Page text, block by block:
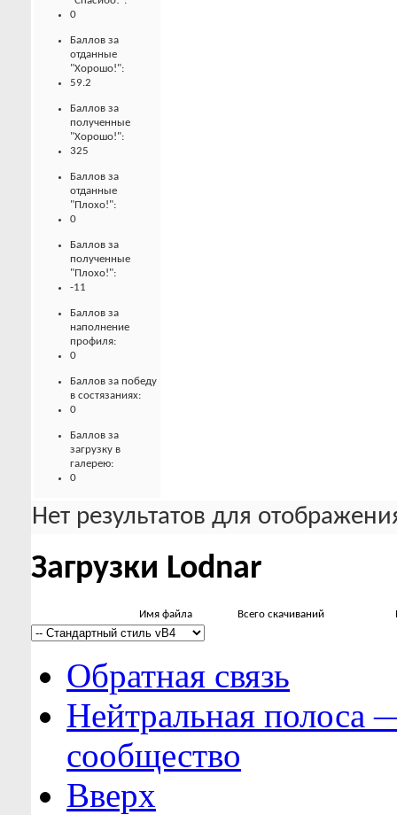
0
Баллов за
отданные
"Хорошо!":
59.2
Баллов за
полученные
"Хорошо!":
325
Баллов за
отданные
"Плохо!":
0
Баллов за
полученные
"Плохо!":
-11
Баллов за
наполнение
профиля:
0
Баллов за победу
в состязаниях:
0
Баллов за
загрузку в
галерею:
0
Нет результатов для
Загрузки Lodnar
Имя файла Всего скачиваний
Обратная связь
Нейтральная полоса
сообщество
Вверх